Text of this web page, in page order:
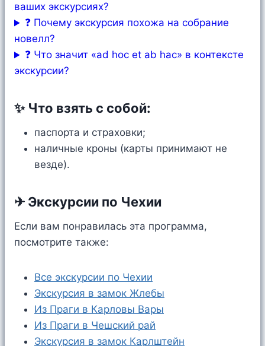
ваших экскурсиях?
❓ Почему экскурсия похожа на собрание
новелл?
❓ Что значит «ad hoc et ab hac» в контексте
экскурсии?
✨ Что взять с собой:
паспорта и страховки;
наличные кроны (карты принимают не
везде).
✈ Экскурсии по Чехии
Если вам понравилась эта программа,
посмотрите также:
Все экскурсии по Чехии
Экскурсия в замок Жлебы
Из Праги в Карловы Вары
Из Праги в Чешский рай
Экскурсия в замок Карлштейн